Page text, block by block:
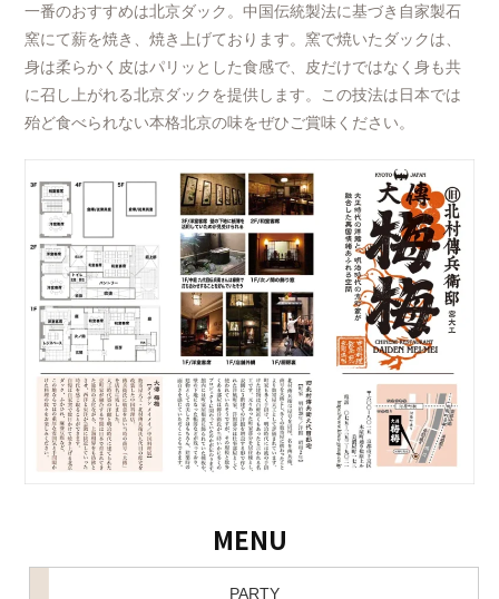
一番のおすすめは北京ダック。中国伝統製法に基づき自家製石
窯にて薪を焼き、焼き上げております。窯で焼いたダックは、
身は柔らかく皮はパリッとした食感で、皮だけではなく身も共
に召し上がれる北京ダックを提供します。この技法は日本では
殆ど食べられない本格北京の味をぜひご賞味ください。
MENU
PARTY